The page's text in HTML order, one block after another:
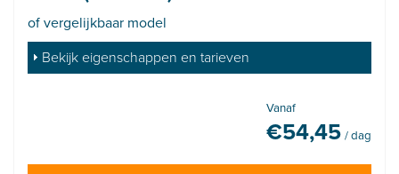
of vergelijkbaar model
Bekijk eigenschappen en tarieven
Vanaf
€54,45 / dag